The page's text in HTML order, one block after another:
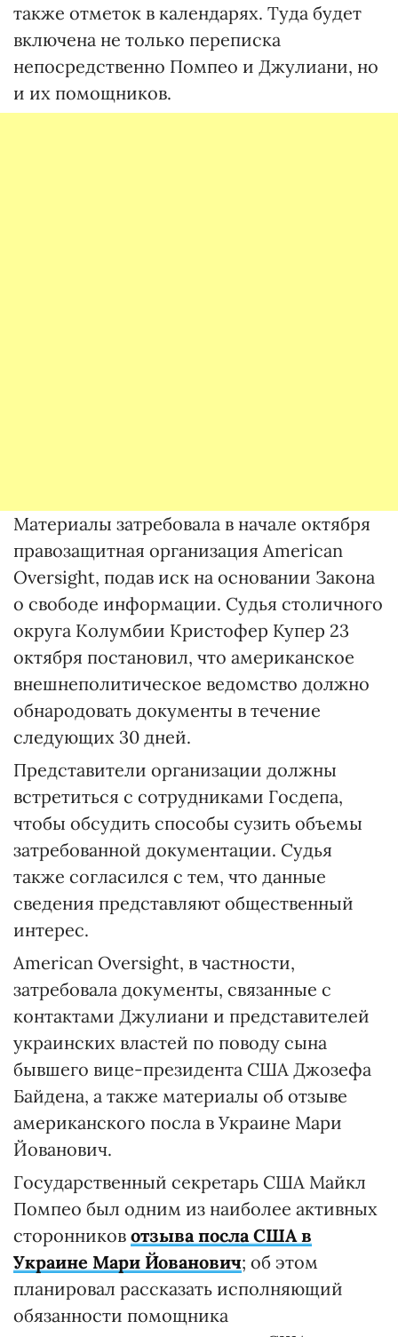
также отметок в календарях. Туда будет
включена не только переписка
непосредственно Помпео и Джулиани, но
и их помощников.
Материалы затребовала в начале октября
правозащитная организация American
Oversight, подав иск на основании Закона
о свободе информации. Судья столичного
округа Колумбии Кристофер Купер 23
октября постановил, что американское
внешнеполитическое ведомство должно
обнародовать документы в течение
следующих 30 дней.
Представители организации должны
встретиться с сотрудниками Госдепа,
чтобы обсудить способы сузить объемы
затребованной документации. Судья
также согласился с тем, что данные
сведения представляют общественный
интерес.
American Oversight, в частности,
затребовала документы, связанные с
контактами Джулиани и представителей
украинских властей по поводу сына
бывшего вице-президента США Джозефа
Байдена, а также материалы об отзыве
американского посла в Украине Мари
Йованович.
Государственный секретарь США Майкл
Помпео был одним из наиболее активных
сторонников отзыва посла США в
Украине Мари Йованович; об этом
планировал рассказать исполняющий
обязанности помощника